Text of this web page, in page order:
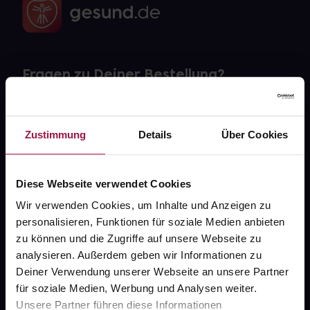
Zustimmung Details Über Cookies
Diese Webseite verwendet Cookies
Wir verwenden Cookies, um Inhalte und Anzeigen zu
personalisieren, Funktionen für soziale Medien anbieten
zu können und die Zugriffe auf unsere Webseite zu
analysieren. Außerdem geben wir Informationen zu
Deiner Verwendung unserer Webseite an unsere Partner
für soziale Medien, Werbung und Analysen weiter.
Unsere Partner führen diese Informationen
Fragen zu Deiner Bestellung?
Kontakt
FAQ
Widerrufsformular
gesund.de
Über uns
Karriere